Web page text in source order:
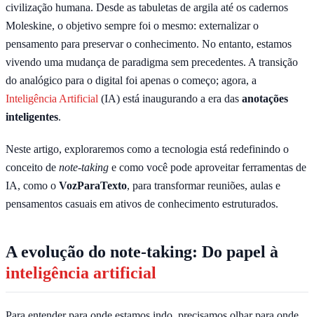
civilização humana. Desde as tabuletas de argila até os cadernos
Moleskine, o objetivo sempre foi o mesmo: externalizar o
pensamento para preservar o conhecimento. No entanto, estamos
vivendo uma mudança de paradigma sem precedentes. A transição
do analógico para o digital foi apenas o começo; agora, a
Inteligência Artificial (IA) está inaugurando a era das anotações
inteligentes.
Neste artigo, exploraremos como a tecnologia está redefinindo o
conceito de note-taking e como você pode aproveitar ferramentas de
IA, como o VozParaTexto, para transformar reuniões, aulas e
pensamentos casuais em ativos de conhecimento estruturados.
A evolução do note-taking: Do papel à
inteligência artificial